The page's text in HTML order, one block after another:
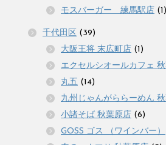
モスバーガー 練馬駅店 (1)
千代田区 (39)
大阪王将 末広町店 (1)
エクセルシオールカフェ
丸五 (14)
九州じゃんがららーめん
小諸そば 秋葉原店 (6)
GOSS ゴス （ワインバー）